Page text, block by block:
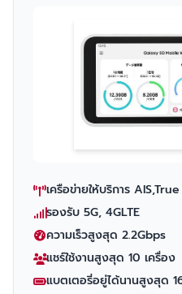
เครือข่ายให้บริการ AIS,True
รองรับ 5G, 4GLTE
ความเร็วสูงสุด 2.2Gbps
แชร์ใช้งานสูงสุด 10 เครื่อง
แบตเตอรี่อยู่ได้นานสูงสุด